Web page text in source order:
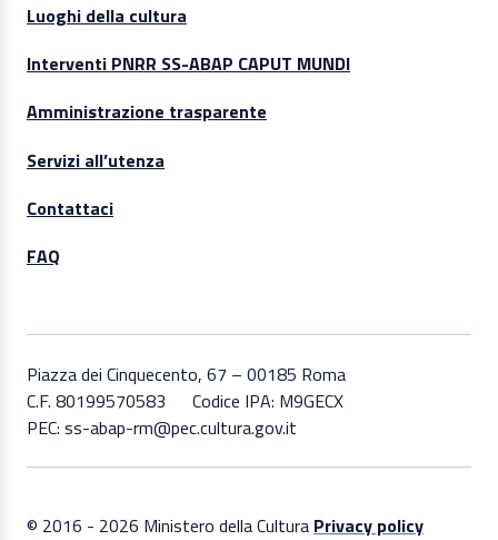
Luoghi della cultura
Interventi PNRR SS-ABAP CAPUT MUNDI
Amministrazione trasparente
Servizi all’utenza
Contattaci
FAQ
Piazza dei Cinquecento, 67 – 00185 Roma
C.F. 80199570583
Codice IPA: M9GECX
PEC: ss-abap-rm@pec.cultura.gov.it
© 2016 - 2026 Ministero della Cultura Privacy policy